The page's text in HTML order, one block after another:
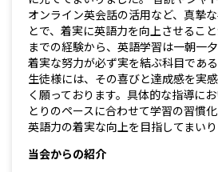
オンライン英会話の活用など、真摯
とで、着実に英語力を向上させるこ
までの経験から、英語学習は一朝一
着実な努力が必ず実を結ぶ科目であ
生徒様には、その喜びと達成感を実
く願っております。具体的な指導に
とりのペースに合わせて学習の習慣
英語力の着実な向上を目指してまいり
当会からの紹介